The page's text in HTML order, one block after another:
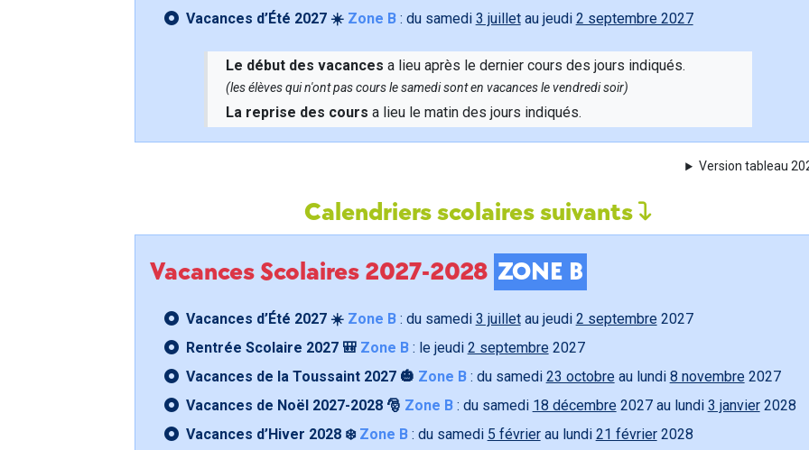
Vacances d’Été 2027 ☀️ Zone B: du samedi 3 juilletau jeudi 2 septembre 2027
Le début des vacances a lieu après le dernier cours des jours indiqués.
(les élèves qui n'ont pas cours le samedi sont en vacances le vendredi soir)
La reprise des cours a lieu le matin des jours indiqués.
Version tableau
Calendriers scolaires suivants
Vacances Scolaires 2027-2028 ZONE B
Vacances d’Été 2027 ☀️ Zone B: du samedi 3 juilletau jeudi 2 septembre 2027
Rentrée Scolaire 2027 🎒 Zone B: le jeudi 2 septembre 2027
Vacances de la Toussaint 2027 🎃 Zone B: du samedi 23 octobre au lundi 8 novembre 2027
Vacances de Noël 2027-2028 🎅 Zone B: du samedi 18 décembre 2027 au lundi 3 janvier2028
Vacances d’Hiver 2028 ❄️ Zone B: du samedi 5 févrierau lundi 21 février2028